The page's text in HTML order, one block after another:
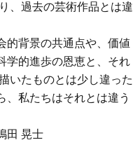
、過去の芸術作品とは違
的背景の共通点や、価値
学的進歩の恩恵と、それ
いたものとは少し違った
、私たちはそれとは違う